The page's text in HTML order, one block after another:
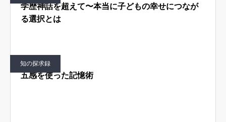
学歴神話を超えて〜本当に子どもの幸せにつなが
る選択とは
知の探求録
五感を使った記憶術